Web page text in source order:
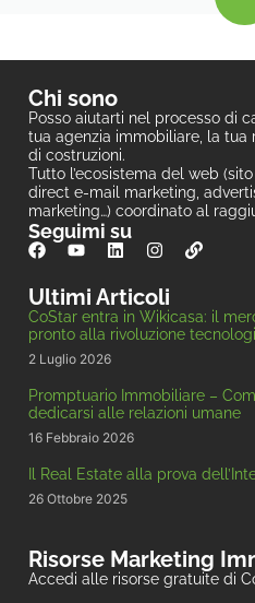
Chi sono
Posso aiutarti nel processo di
tua agenzia immobiliare, la tua
di costruzioni.
Tutto l’ecosistema del web
direct e-mail marketing,
marketing…) coordinato al
Seguimi su
Ultimi Articoli
CoStar entra in Wikicasa: il
pronto alla rivoluzione
2 Luglio 2026
Promptuario Immobiliare –
dedicarsi alle relazioni umane
16 Febbraio 2026
Il Real Estate alla prova
26 Ottobre 2025
Risorse Marketing
Accedi alle risorse gratuite di